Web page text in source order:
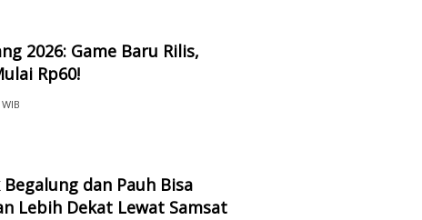
2026: Game Baru Rilis,
Rp60!
dan Pauh Bisa
Lebih Dekat Lewat Samsat